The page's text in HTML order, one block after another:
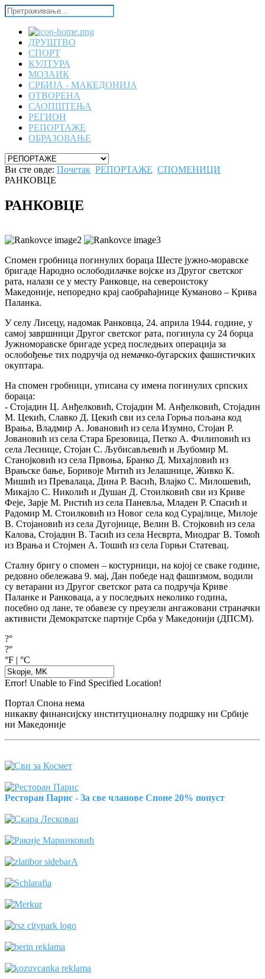
ДРУШТВО
СПОРТ
КУЛТУРА
МОЗАИК
СРБИЈА - МАКЕДОНИЈА
ОТВОРЕНА
САОПШТЕЊА
РЕГИОН
РЕПОРТАЖЕ
ОБРАЗОВАЊЕ
Ви сте овде: Почетак РЕПОРТАЖЕ СПОМЕНИЦИ
РАНКОВЦЕ
РАНКОВЦЕ
Спомен гробница погинулих бораца Шесте јужно-моравске
бригаде Народно ослободилачке војске из Другог светског
рата, налази се у месту Ранковце, на североистоку
Македоније, непоредно крај саобраћајнице Куманово – Крива
Паланка.
У селу Лисецу, надомак Ранковца, 24. априла 1944. године, у
самој завршници Другог светског рата, погинула су 24 борца
Јужноморавске бригаде усред последњих операција за
ослобођење тих подручја од немачко-бугарских фашистичких
окуптара.
На спомен гробници, уписана су имена погинулих српских
бораца:
- Стојадин Ц. Анђелковић, Стојадин М. Анђелковић, Стојадин
М. Цекић, Славко Д. Цекић сви из села Горња пољана код
Врања, Владмир А. Јовановић из села Изумно, Стојан Р.
Јовановић из села Стара Брезовица, Петко А. Филиповић из
села Леснице, Стојан С. Љубисављевић и Љубомир М.
Станојковић из села Првоња, Бранко Д. Михајловић из
Врањске бање, Боривоје Митић из Јелашнице, Живко К.
Мишић из Превалаца, Дина Р. Васић, Влајко С. Милошевић,
Микајло С. Николић и Душан Д. Стоилковић сви из Криве
Феје, Зарје М. Ристић из села Паневља, Младен Р. Спасић и
Радомир М. Стоилковић из Новог села код Сурајлице, Милоје
В. Стојановић из села Дугојнице, Велин В. Стојковић из села
Калова, Стојадин В. Тасић из села Несврта, Миодраг В. Томоћ
из Врања и Стојмен А. Тошић из села Горњи Статевац.
Сталну бригу о спомен – костурници, на којој се сваке године,
редовно обележава 9. мај, Дан победе над фашизмом, водили
су ветарани из Другог светског рата са подручја Криве
Паланке и Ранковаца, а у последњих неколико година,
посебно од лане, те обавезе су преузели ангажовани страначки
активисти Демократске партије Срба у Македонији (ДПСМ).
?°
?°
°F | °C
Error! Unable to Find Specified Location!
Портал Спона нема
никакву финансијску институционалну подршку ни Србије
ни Македоније
Ресторан Парис - За све чланове Споне 20% попуст